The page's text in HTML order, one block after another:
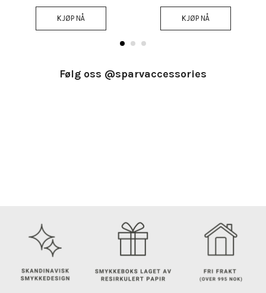
KJØP NÅ KJØP NÅ
Følg oss @sparvaccessories